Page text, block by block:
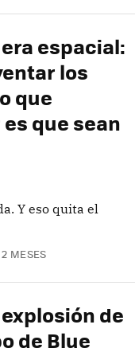
espacial:
los
que
que sean
Y eso quita el
MESES
de
de Blue